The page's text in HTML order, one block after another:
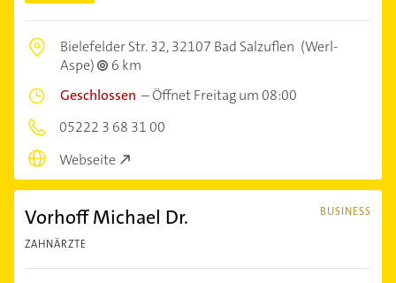
Bielefelder Str. 32,32107 Bad Salzuflen (Werl-
Aspe)
6 km
Geschlossen –Öffnet Freitag um 08:00
05222 3 68 31 00
Webseite
BUSINESS
Vorhoff Michael Dr.
ZAHNÄRZTE